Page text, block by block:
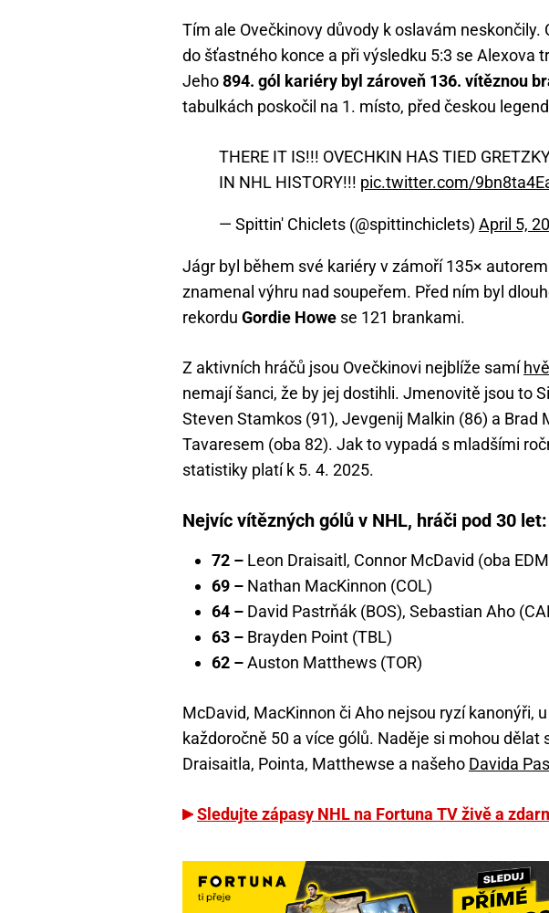
Tím ale Ovečkinovy důvody k oslavám
do šťastného konce a při výsledku 5:3 se Alexova
Jeho894. gól kariéry byl zároveň 136. vítěznou
tabulkách poskočil na 1. místo, před českou
THERE IT IS!!! OVECHKIN HAS TIED
IN NHL HISTORY!!! pic.twitter.com/
— Spittin' Chiclets (@spittinchiclets) April 5,
Jágr byl během své kariéry v zámoří 135×
znamenal výhru nad soupeřem. Před ním byl
rekordu Gordie Howe se 121 brankami.
Z aktivních hráčů jsou Ovečkinovi nejblíže samí
nemají šanci, že by jej dostihli. Jmenovitě jsou to
Steven Stamkos (91), Jevgenij Malkin (86) a Brad
Tavaresem (oba 82). Jak to vypadá s mladšími
statistiky platí k 5. 4. 2025.
Nejvíc vítězných gólů v NHL, hráči pod 30 let:
72 – Leon Draisaitl, Connor McDavid (oba
69 – Nathan MacKinnon (COL)
64 – David Pastrňák (BOS), Sebastian Aho
63 – Brayden Point (TBL)
62 –Auston Matthews (TOR)
McDavid, MacKinnon či Aho nejsou ryzí kanonýři,
každoročně 50 a více gólů. Naděje si mohou dělat
Draisaitla, Pointa, Matthewse a našeho Davida
Sledujte zápasy NHL na Fortuna TV živě a